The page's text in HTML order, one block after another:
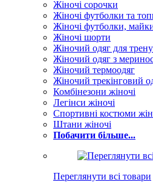
Жіночі сорочки
Жіночі футболки та
Жіночі футболки,
Жіночі шорти
Жіночий одяг для
Жіночий одяг з
Жіночий термоодяг
Жіночий трекінговий
Комбінезони жіночі
Легінси жіночі
Спортивні костюми
Штани жіночі
Побачити більше...
Переглянути всі товари